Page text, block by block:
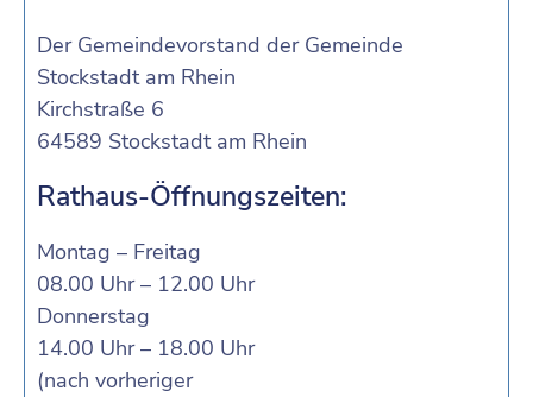
Der Gemeindevorstand der Gemeinde
Stockstadt am Rhein
Kirchstraße 6
64589 Stockstadt am Rhein
Rathaus-Öffnungszeiten:
Montag – Freitag
08.00 Uhr – 12.00 Uhr
Donnerstag
14.00 Uhr – 18.00 Uhr
(nach vorheriger